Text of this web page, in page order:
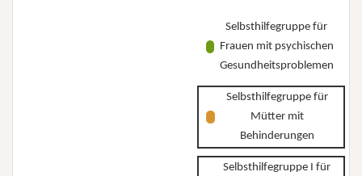
Selbsthilfegruppe für
Frauen mit psychischen
Gesundheitsproblemen
Selbsthilfegruppe für
Mütter mit
Behinderungen
Selbsthilfegruppe I für